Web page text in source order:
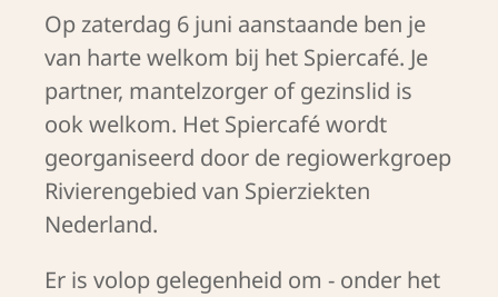
Op zaterdag 6 juni aanstaande ben je
van harte welkom bij het Spiercafé. Je
partner, mantelzorger of gezinslid is
ook welkom. Het Spiercafé wordt
georganiseerd door de regiowerkgroep
Rivierengebied van Spierziekten
Nederland.
Er is volop gelegenheid om - onder het